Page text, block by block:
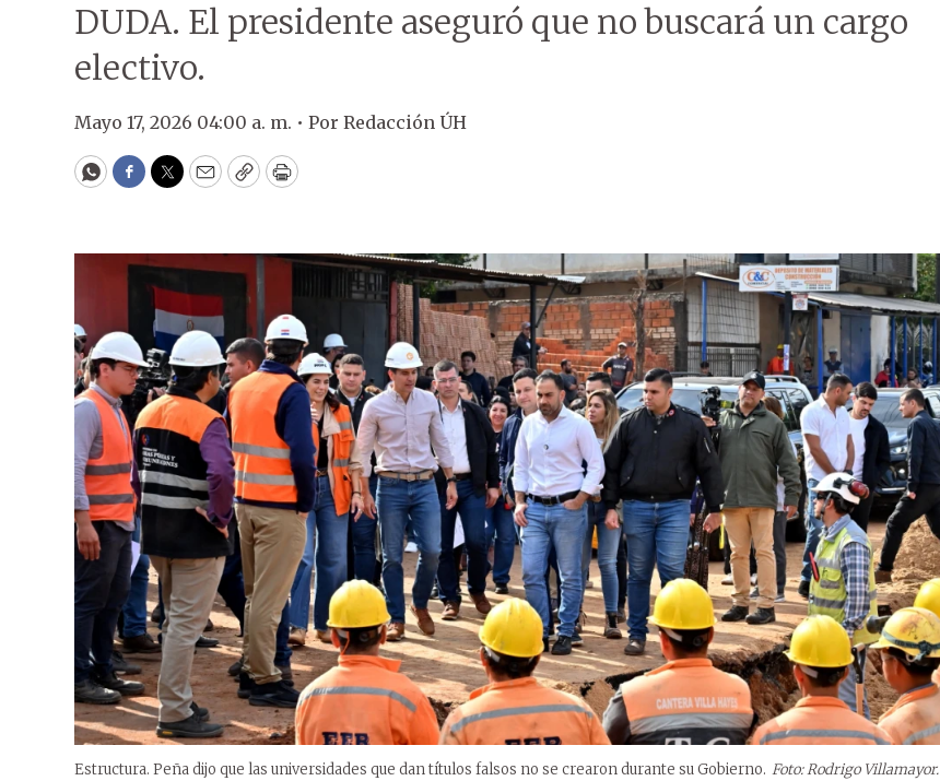
DUDA. El presidente aseguró que no buscará un cargo
electivo.
Mayo 17, 2026 04:00 a. m. • Por Redacción ÚH
WhatsApp
Facebook
Twitter
EmailCopyPrint
Estructura. Peña dijo que las universidades que dan títulos falsos no se crearon durante su Gobierno. Foto: Rodrigo Villamayor.